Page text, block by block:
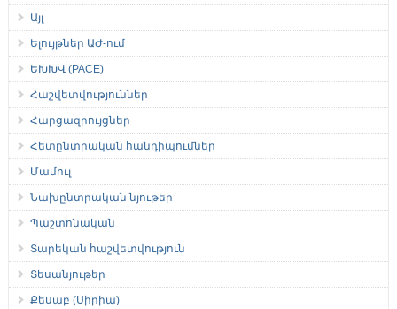
Այլ
Ելույթներ ԱԺ-ում
ԵԽԽՎ (PACE)
Հաշվետվություններ
Հարցազրույցներ
Հետընտրական հանդիպումներ
Մամուլ
Նախընտրական նյութեր
Պաշտոնական
Տարեկան հաշվետվություն
Տեսանյութեր
Քեսաբ (Սիրիա)